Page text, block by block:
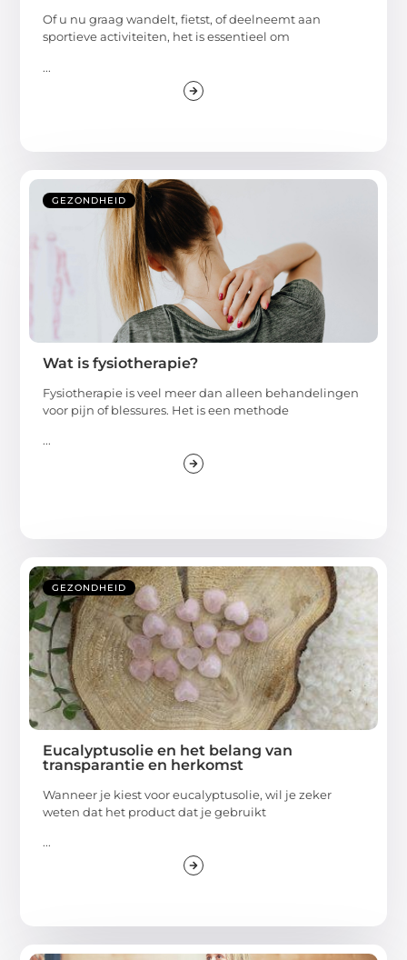
Of u nu graag wandelt, fietst, of deelneemt aan
sportieve activiteiten, het is essentieel om
...
GEZONDHEID
Wat is fysiotherapie?
Fysiotherapie is veel meer dan alleen behandelingen
voor pijn of blessures. Het is een methode
...
GEZONDHEID
Eucalyptusolie en het belang van
transparantie en herkomst
Wanneer je kiest voor eucalyptusolie, wil je zeker
weten dat het product dat je gebruikt
...